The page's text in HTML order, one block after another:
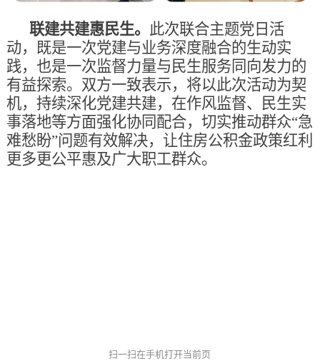
联建共建惠民生。 此次联合主题党日活
动，既是一次党建与业务深度融合的生动实
践，也是一次监督力量与民生服务同向发力的
有益探索。双方一致表示，将以此次活动为契
机，持续深化党建共建，在作风监督、民生实
事落地等方面强化协同配合，切实推动群众“急
难愁盼”问题有效解决，让住房公积金政策红利
更多更公平惠及广大职工群众。
扫一扫在手机打开当前页